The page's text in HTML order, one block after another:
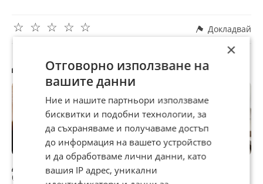
✅ Прекарана инсталация за газификация
✅ Тераси с гранитогрес
⬆️ Хидравличен асансьор и модерни общи части
🏡 Местоположение:
Комуникативен и предпочитан район на гр. Асеновград,
близо до гарата.
✨ Идеален избор за семейно жилище или инвестиция в
един от най-добрите райони на гр. Асеновград.
☆
☆
☆
☆
☆ Докладвай
Другите търсят също
Дава под наем 2-
СТАЕН, гр.
Продава 3-СТАЕН,
гр. Варна, Победа
×
Отговорно използване на
вашите данни
Ние и нашите партньори използваме
бисквитки и подобни технологии, за
да съхраняваме и получаваме достъп
до информация на вашето устройство
и да обработваме лични данни, като
вашия IP адрес, уникални